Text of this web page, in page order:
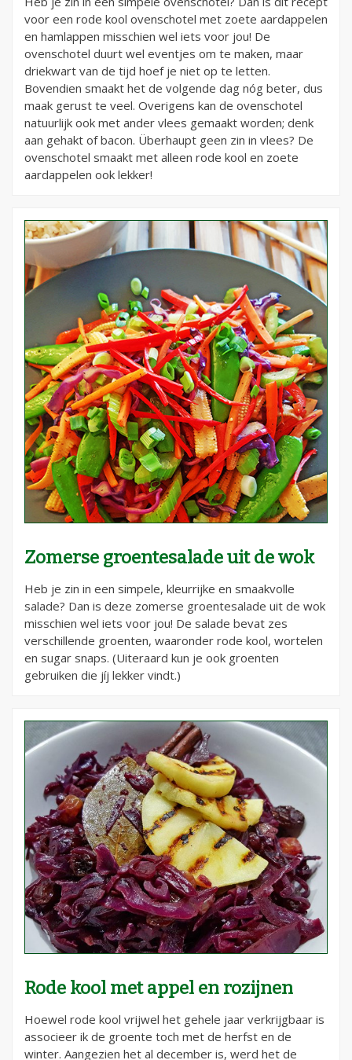
voor een rode kool ovenschotel met zoete aardappelen
en hamlappen misschien wel iets voor jou! De
ovenschotel duurt wel eventjes om te maken, maar
driekwart van de tijd hoef je niet op te letten.
Bovendien smaakt het de volgende dag nóg beter, dus
maak gerust te veel. Overigens kan de ovenschotel
natuurlijk ook met ander vlees gemaakt worden; denk
aan gehakt of bacon. Überhaupt geen zin in vlees? De
ovenschotel smaakt met alleen rode kool en zoete
aardappelen ook lekker!
Zomerse groentesalade uit de wok
Heb je zin in een simpele, kleurrijke en smaakvolle
salade? Dan is deze zomerse groentesalade uit de wok
misschien wel iets voor jou! De salade bevat zes
verschillende groenten, waaronder rode kool, wortelen
en sugar snaps. (Uiteraard kun je ook groenten
gebruiken die jíj lekker vindt.)
Rode kool met appel en rozijnen
Hoewel rode kool vrijwel het gehele jaar verkrijgbaar is
associeer ik de groente toch met de herfst en de
winter. Aangezien het al december is, werd het de